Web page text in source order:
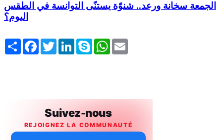
الجمعة سخانة ورعد.. شنوّة يستنّى التوانسة في الطقس
اليوم؟
Share FacebookTwitterLinkedInSkype WhatsApp